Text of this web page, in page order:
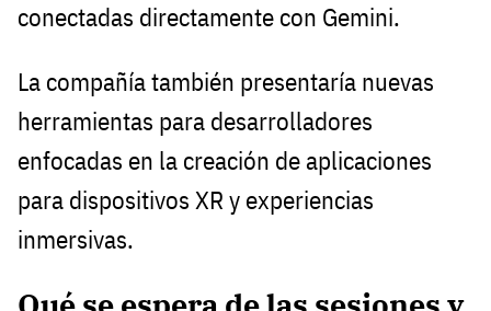
conectadas directamente con Gemini.
La compañía también presentaría nuevas
herramientas para desarrolladores
enfocadas en la creación de aplicaciones
para dispositivos XR y experiencias
inmersivas.